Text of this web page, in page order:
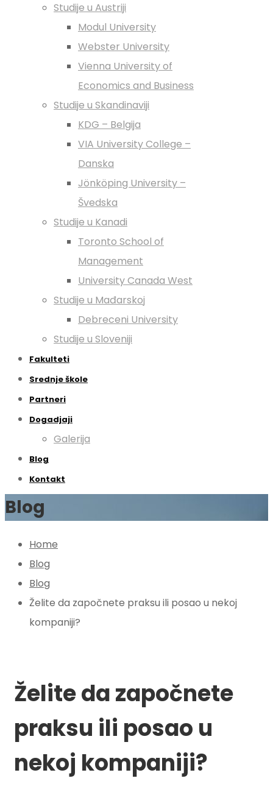
Studije u Austriji
Modul University
Webster University
Vienna University of
Economics and Business
Studije u Skandinaviji
KDG – Belgija
VIA University College –
Danska
Jönköping University –
Švedska
Studije u Kanadi
Toronto School of
Management
University Canada West
Studije u Mađarskoj
Debreceni University
Studije u Sloveniji
Fakulteti
Srednje škole
Partneri
Dogadjaji
Galerija
Blog
Kontakt
Blog
Home
Blog
Blog
Želite da započnete praksu ili posao u nekoj
kompaniji?
Želite da započnete
praksu ili posao u
nekoj kompaniji?